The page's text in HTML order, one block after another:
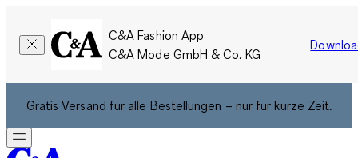
C&A Fashion App
C&A Mode GmbH & Co. KG
Gratis Versand für alle Bestellungen – nur für kurze Zeit.